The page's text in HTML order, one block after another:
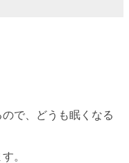
で、どうも眠くなる
。